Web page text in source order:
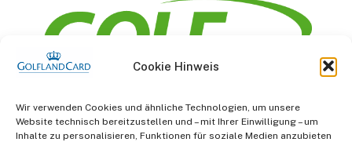
Cookie Hinweis
Wir verwenden Cookies und ähnliche Technologien, um unsere
Website technisch bereitzustellen und – mit Ihrer Einwilligung – um
Inhalte zu personalisieren, Funktionen für soziale Medien anzubieten
Information
AGB